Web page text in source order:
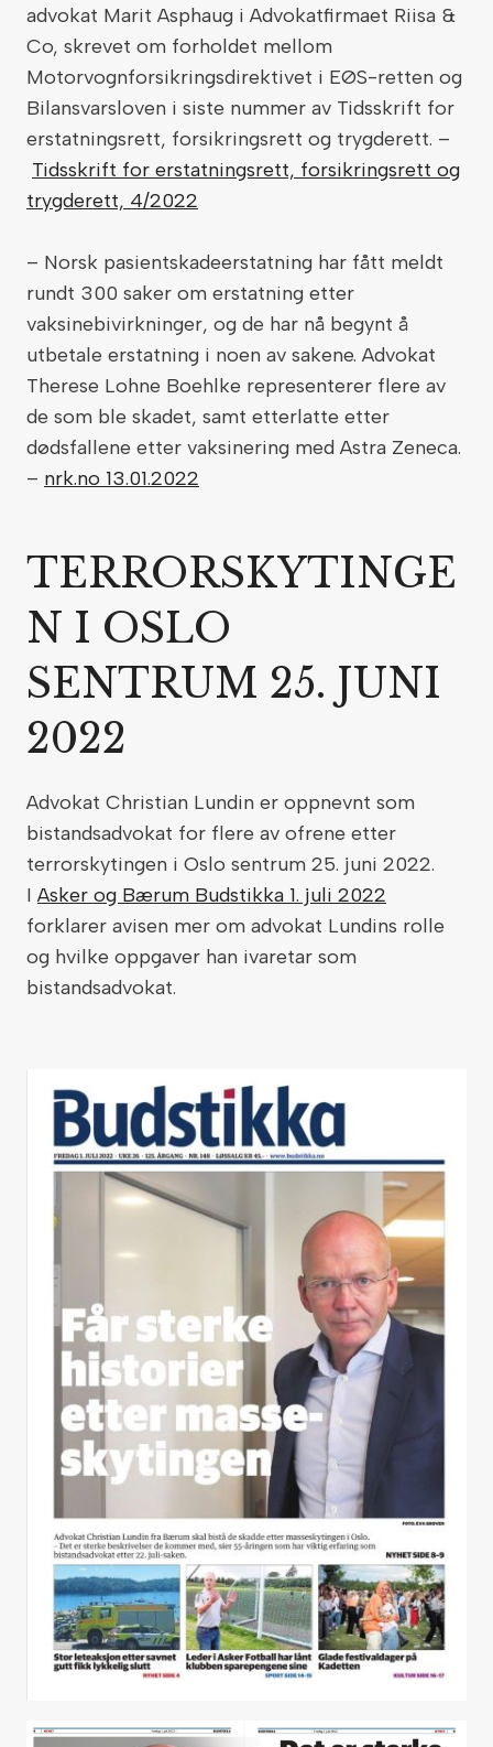
advokat Marit Asphaug i Advokatfirmaet Riisa &
Co, skrevet om forholdet mellom
Motorvognforsikringsdirektivet i EØS-retten og
Bilansvarsloven i siste nummer av Tidsskrift for
erstatningsrett, forsikringsrett og trygderett. –
Tidsskrift for erstatnings­rett, forsikrings­rett og
trygde­rett, 4/2022
– Norsk pasientskadeerstatning har fått meldt
rundt 300 saker om erstatning etter
vaksinebivirkninger, og de har nå begynt å
utbetale erstatning i noen av sakene. Advokat
Therese Lohne Boehlke representerer flere av
de som ble skadet, samt etterlatte etter
dødsfallene etter vaksinering med Astra Zeneca.
– nrk.no 13.01.2022
TERRORSKYTINGE
N I OSLO
SENTRUM 25. JUNI
2022
Advokat Christian Lundin er oppnevnt som
bistandsadvokat for flere av ofrene etter
terrorskytingen i Oslo sentrum 25. juni 2022.
I Asker og Bærum Budstikka 1. juli 2022
forklarer avisen mer om advokat Lundins rolle
og hvilke oppgaver han ivaretar som
bistandsadvokat.